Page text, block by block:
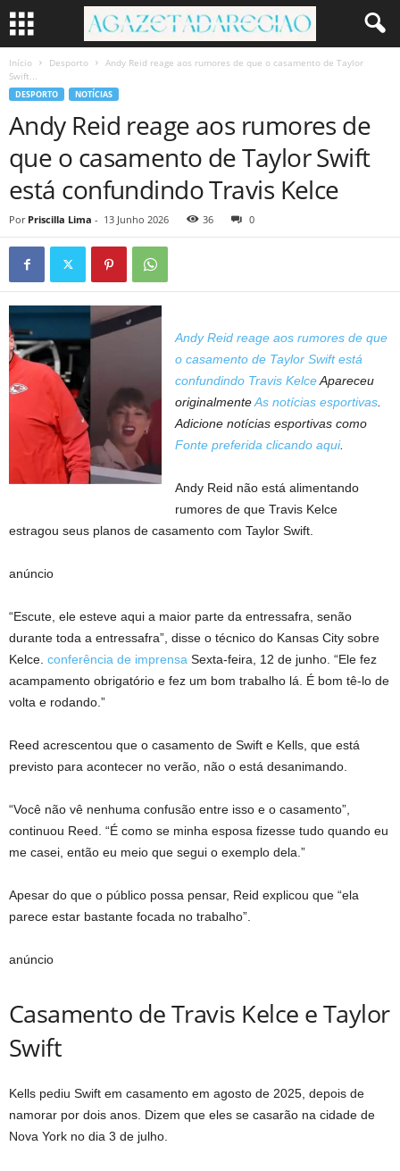
Início Desporto
Andy Reid reage aos rumores de que o casamento de Taylor
Swift...
DESPORTO NOTÍCIAS
Andy Reid reage aos rumores de
que o casamento de Taylor Swift
está confundindo Travis Kelce
Por Priscilla Lima - 13 Junho 2026 36 0
Andy Reid reage aos rumores de que
o casamento de Taylor Swift está
confundindo Travis KelceApareceu
originalmenteAs notícias esportivas
Adicione notícias esportivas como
Fonte preferida clicando aqui.
Andy Reid não está alimentando
rumores de que Travis Kelce
estragou seus planos de casamento com Taylor Swift.
anúncio
“Escute, ele esteve aqui a maior parte da entressafra, senão
durante toda a entressafra”, disse o técnico do Kansas City sobre
Kelce. conferência de imprensa Sexta-feira, 12 de junho. “Ele fez
acampamento obrigatório e fez um bom trabalho lá. É bom tê-lo de
volta e rodando.”
Reed acrescentou que o casamento de Swift e Kells, que está
previsto para acontecer no verão, não o está desanimando.
“Você não vê nenhuma confusão entre isso e o casamento”,
continuou Reed. “É como se minha esposa fizesse tudo quando eu
me casei, então eu meio que segui o exemplo dela.”
Apesar do que o público possa pensar, Reid explicou que “ela
parece estar bastante focada no trabalho”.
anúncio
Casamento de Travis Kelce e Taylor
Swift
Kells pediu Swift em casamento em agosto de 2025, depois de
namorar por dois anos. Dizem que eles se casarão na cidade de
Nova York no dia 3 de julho.